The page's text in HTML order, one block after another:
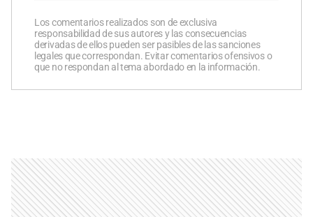
Los comentarios realizados son de exclusiva
responsabilidad de sus autores y las consecuencias
derivadas de ellos pueden ser pasibles de las sanciones
legales que correspondan. Evitar comentarios ofensivos o
que no respondan al tema abordado en la información.